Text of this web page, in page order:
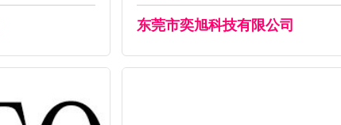
东莞市奕旭科技有限公司